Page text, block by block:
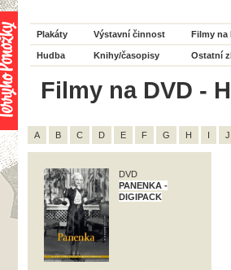
Plakáty Výstavní činnost Filmy na
Hudba Knihy/časopisy Ostatní
Filmy na DVD -
A B C D E F G H I J
DVD
PANENKA -
DIGIPACK